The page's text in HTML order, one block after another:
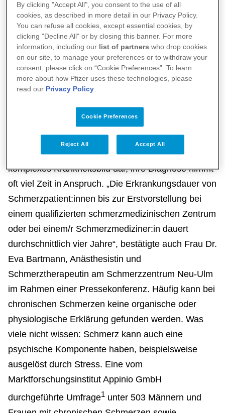
befähigen.
Eine erste systematische
Datenauswertung zeigte eine
signifikante Reduzierung der
Beeinträchtigung durch Schmerzen.
Berlin, 01. Juni 2023.Schätzungen zufolge leiden
rund 17 Prozent der Menschen in Deutschland an
anhaltenden oder immer wiederkehrenden
Schmerzen. Chronische Schmerzen stellen ein
komplexes Krankheitsbild dar, ihre Diagnose nimmt
oft viel Zeit in Anspruch. „Die Erkrankungsdauer von
Schmerzpatient:innen bis zur Erstvorstellung bei
einem qualifizierten schmerzmedizinischen Zentrum
oder bei einem/r Schmerzmediziner:in dauert
durchschnittlich vier Jahre“, bestätigte auch Frau Dr.
Eva Bartmann, Anästhesistin und
Schmerztherapeutin am Schmerzzentrum Neu-Ulm
im Rahmen einer Pressekonferenz. Häufig kann bei
chronischen Schmerzen keine organische oder
physiologische Erklärung gefunden werden. Was
viele nicht wissen: Schmerz kann auch eine
psychische Komponente haben, beispielsweise
ausgelöst durch Stress. Eine vom
Marktforschungsinstitut Appinio GmbH
durchgeführte Umfrage1 unter 503 Männern und
By clicking "Accept All", you consent to the use of all
cookies, as described in more detail in our Privacy Policy.
You can refuse all cookies, except essential cookies, by
clicking "Decline All" or by closing this banner. For more
information, including our list of partners who drop cookies
on our site, to manage your preferences or to withdraw your
consent, please click on “Cookie Preferences”. To learn
more about how Pfizer uses these technologies, please
read our Privacy Policy
Cookie Preferences
Reject All Accept All